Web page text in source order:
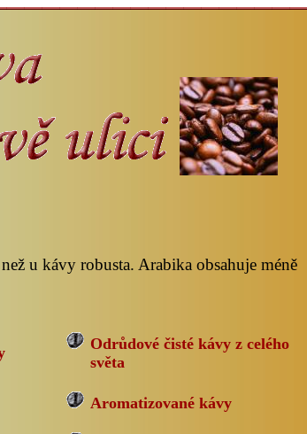
u kávy robusta. Arabika obsahuje méně
Odrůdové čisté kávy z celého
světa
Aromatizované kávy